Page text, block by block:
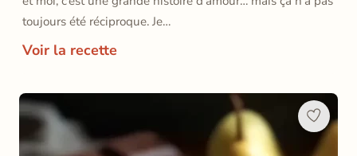
toujours été réciproque. Je…
Voir la recette